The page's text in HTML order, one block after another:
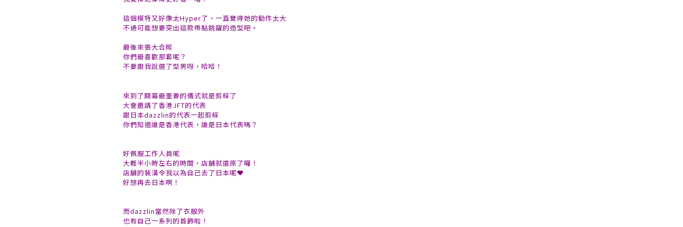
這個模特又好像太Hyper了，一直覺得她的動作太大
不過可能想要突出這款帶點跳躍的造型吧。
最後來張大合照
你們最喜歡那套呢？
不要跟我說選了型男呀，哈哈！
來到了開幕最重要的儀式就是剪綵了
大會邀請了香港JFT的代表
跟日本dazzlin的代表一起剪綵
你們知道誰是香港代表，誰是日本代表嗎？
好佩服工作人員呢
大概半小時左右的時間，店舖就還原了囉！
店舖的裝潢令我以為自己去了日本呢❤
好想再去日本啊！
而dazzlin當然除了衣服外
也有自己一系列的首飾啦！